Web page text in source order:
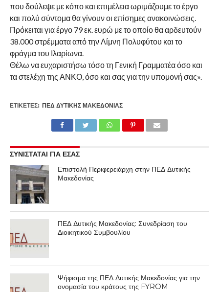
που δούλεψε με κόπο και επιμέλεια ωριμάζουμε το έργο
και πολύ σύντομα θα γίνουν οι επίσημες ανακοινώσεις.
Πρόκειται για έργο 79 εκ. ευρώ με το οποίο θα αρδευτούν
38.000 στρέμματα από την Λίμνη Πολυφύτου και το
φράγμα του Ιλαρίωνα.
Θέλω να ευχαριστήσω τόσο τη Γενική Γραμματέα όσο και
τα στελέχη της ΑΝΚΟ, όσο και σας για την υπομονή σας».
ΕΤΙΚΕΤΕΣ: ΠΕΔ ΔΥΤΙΚΉΣ ΜΑΚΕΔΟΝΊΑΣ
ΣΥΝΙΣΤΑΤΑΙ ΓΙΑ ΕΣΑΣ
Επιστολή Περιφερειάρχη στην ΠΕΔ Δυτικής
Μακεδονίας
ΠΕΔ Δυτικής Μακεδονίας: Συνεδρίαση του
Διοικητικού Συμβουλίου
Ψήφισμα της ΠΕΔ Δυτικής Μακεδονίας για την
ονομασία του κράτους της FYROM